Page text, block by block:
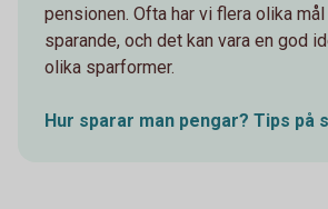
pensionen. Ofta har vi flera olika
sparande, och det kan vara en god
olika sparformer.
Hur sparar man pengar? Tips på